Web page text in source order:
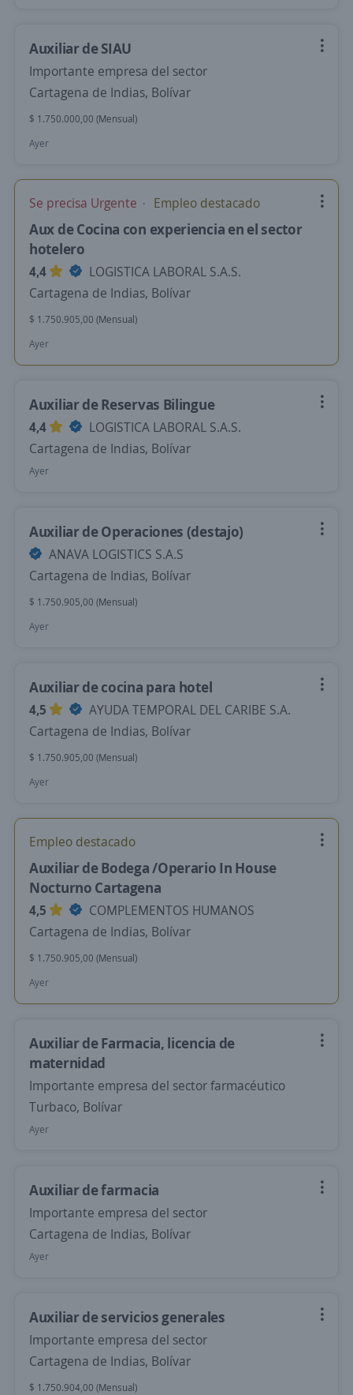
Auxiliar de SIAU
Importante empresa del sector
Cartagena de Indias, Bolívar
$ 1.750.000,00 (Mensual)
Ayer
Se precisa Urgente Empleo destacado
Aux de Cocina con experiencia en el sector
hotelero
4,4
LOGISTICA LABORAL S.A.S.
Cartagena de Indias, Bolívar
$ 1.750.905,00 (Mensual)
Ayer
Auxiliar de Reservas Bilingue
4,4
LOGISTICA LABORAL S.A.S.
Cartagena de Indias, Bolívar
Ayer
Auxiliar de Operaciones (destajo)
ANAVA LOGISTICS S.A.S
Cartagena de Indias, Bolívar
$ 1.750.905,00 (Mensual)
Ayer
Auxiliar de cocina para hotel
4,5
AYUDA TEMPORAL DEL CARIBE S.A.
Cartagena de Indias, Bolívar
$ 1.750.905,00 (Mensual)
Ayer
Empleo destacado
Auxiliar de Bodega /Operario In House
Nocturno Cartagena
4,5
COMPLEMENTOS HUMANOS
Cartagena de Indias, Bolívar
$ 1.750.905,00 (Mensual)
Ayer
Auxiliar de Farmacia, licencia de
maternidad
Importante empresa del sector farmacéutico
Turbaco, Bolívar
Ayer
Auxiliar de farmacia
Importante empresa del sector
Cartagena de Indias, Bolívar
Ayer
Auxiliar de servicios generales
Importante empresa del sector
Cartagena de Indias, Bolívar
$ 1.750.904,00 (Mensual)